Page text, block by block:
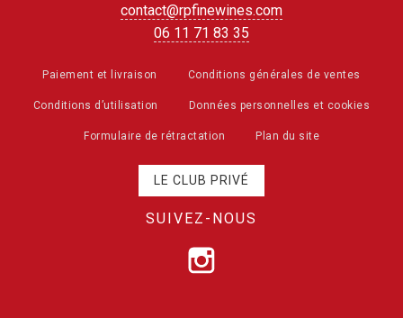
contact@rpfinewines.com
06 11 71 83 35
Paiement et livraison Conditions générales de ventes
Conditions d’utilisation Données personnelles et cookies
Formulaire de rétractation Plan du site
LE CLUB PRIVÉ
SUIVEZ-NOUS